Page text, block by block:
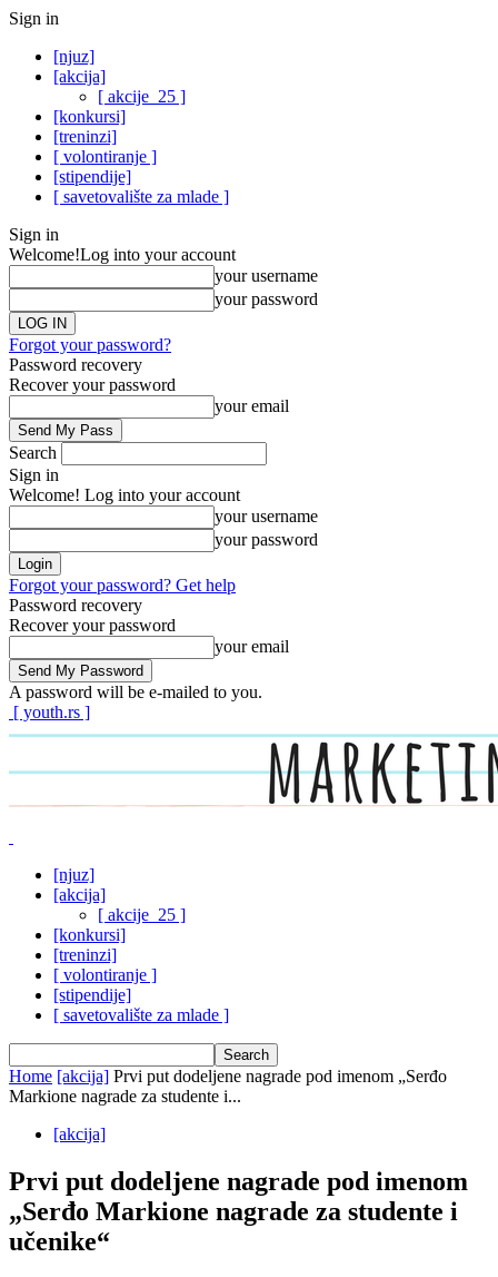
Sign in
[njuz]
[akcija]
[ akcije_25 ]
[konkursi]
[treninzi]
[ volontiranje ]
[stipendije]
[ savetovalište za mlade ]
Sign in
Welcome!Log into your account
your username
your password
Forgot your password?
Password recovery
Recover your password
your email
Search
Sign in
Welcome! Log into your account
your username
your password
Forgot your password? Get help
Password recovery
Recover your password
your email
A password will be e-mailed to you.
[ youth.rs ]
[njuz]
[akcija]
[ akcije_25 ]
[konkursi]
[treninzi]
[ volontiranje ]
[stipendije]
[ savetovalište za mlade ]
Home [akcija] Prvi put dodeljene nagrade pod imenom „Serđo
Markione nagrade za studente i...
[akcija]
Prvi put dodeljene nagrade pod imenom
„Serđo Markione nagrade za studente i
učenike“